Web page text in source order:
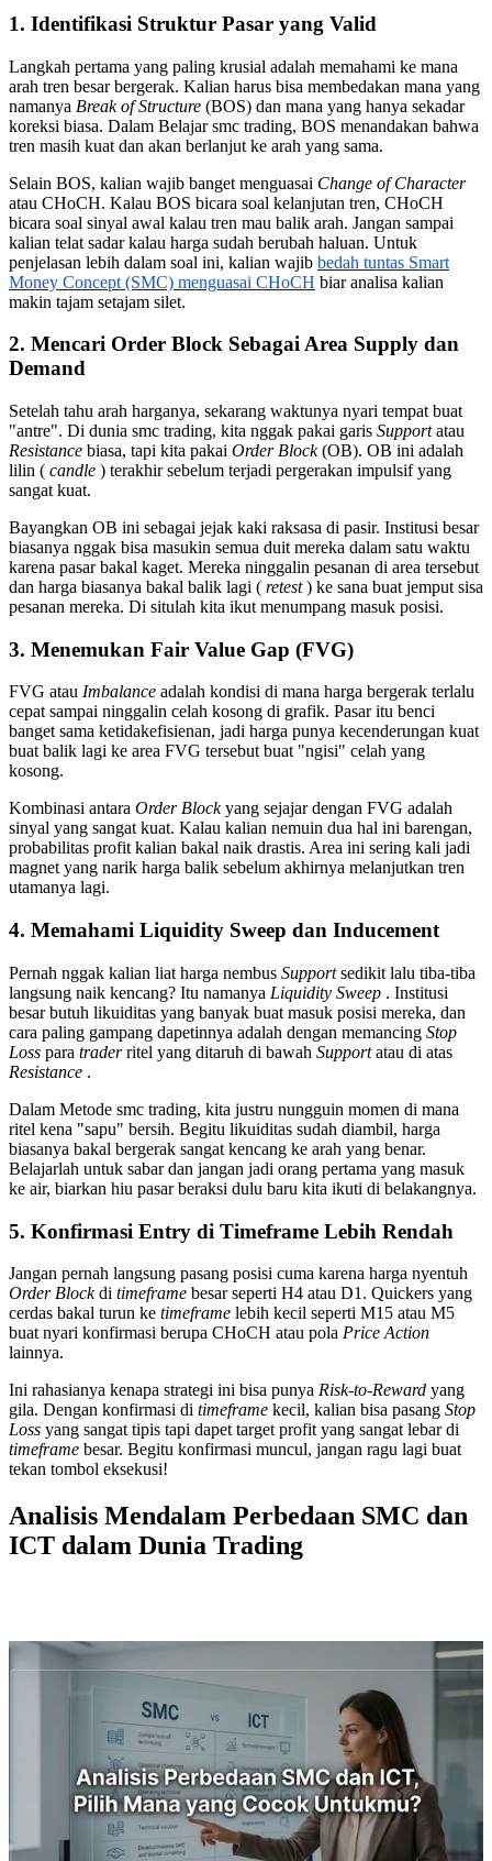
1. Identifikasi Struktur Pasar yang Valid
Langkah pertama yang paling krusial adalah memahami ke mana
arah tren besar bergerak. Kalian harus bisa membedakan mana yang
namanya Break of Structure (BOS) dan mana yang hanya sekadar
koreksi biasa. Dalam Belajar smc trading, BOS menandakan bahwa
tren masih kuat dan akan berlanjut ke arah yang sama.
Selain BOS, kalian wajib banget menguasai Change of Character
atau CHoCH. Kalau BOS bicara soal kelanjutan tren, CHoCH
bicara soal sinyal awal kalau tren mau balik arah. Jangan sampai
kalian telat sadar kalau harga sudah berubah haluan. Untuk
penjelasan lebih dalam soal ini, kalian wajib bedah tuntas Smart
Money Concept (SMC) menguasai CHoCH biar analisa kalian
makin tajam setajam silet.
2. Mencari Order Block Sebagai Area Supply dan
Demand
Setelah tahu arah harganya, sekarang waktunya nyari tempat buat
"antre". Di dunia smc trading, kita nggak pakai garis Support atau
Resistance biasa, tapi kita pakai Order Block (OB). OB ini adalah
lilin ( candle ) terakhir sebelum terjadi pergerakan impulsif yang
sangat kuat.
Bayangkan OB ini sebagai jejak kaki raksasa di pasir. Institusi besar
biasanya nggak bisa masukin semua duit mereka dalam satu waktu
karena pasar bakal kaget. Mereka ninggalin pesanan di area tersebut
dan harga biasanya bakal balik lagi ( retest ) ke sana buat jemput sisa
pesanan mereka. Di situlah kita ikut menumpang masuk posisi.
3. Menemukan Fair Value Gap (FVG)
FVG atau Imbalance adalah kondisi di mana harga bergerak terlalu
cepat sampai ninggalin celah kosong di grafik. Pasar itu benci
banget sama ketidakefisienan, jadi harga punya kecenderungan kuat
buat balik lagi ke area FVG tersebut buat "ngisi" celah yang
kosong.
Kombinasi antara Order Block yang sejajar dengan FVG adalah
sinyal yang sangat kuat. Kalau kalian nemuin dua hal ini barengan,
probabilitas profit kalian bakal naik drastis. Area ini sering kali jadi
magnet yang narik harga balik sebelum akhirnya melanjutkan tren
utamanya lagi.
4. Memahami Liquidity Sweep dan Inducement
Pernah nggak kalian liat harga nembus Support sedikit lalu tiba-tiba
langsung naik kencang? Itu namanya Liquidity Sweep . Institusi
besar butuh likuiditas yang banyak buat masuk posisi mereka, dan
cara paling gampang dapetinnya adalah dengan memancing Stop
Loss para trader ritel yang ditaruh di bawah Support atau di atas
Resistance .
Dalam Metode smc trading, kita justru nungguin momen di mana
ritel kena "sapu" bersih. Begitu likuiditas sudah diambil, harga
biasanya bakal bergerak sangat kencang ke arah yang benar.
Belajarlah untuk sabar dan jangan jadi orang pertama yang masuk
ke air, biarkan hiu pasar beraksi dulu baru kita ikuti di belakangnya.
5. Konfirmasi Entry di Timeframe Lebih Rendah
Jangan pernah langsung pasang posisi cuma karena harga nyentuh
Order Block di timeframe besar seperti H4 atau D1. Quickers yang
cerdas bakal turun ke timeframe lebih kecil seperti M15 atau M5
buat nyari konfirmasi berupa CHoCH atau pola Price Action
lainnya.
Ini rahasianya kenapa strategi ini bisa punya Risk-to-Reward yang
gila. Dengan konfirmasi di timeframe kecil, kalian bisa pasang Stop
Loss yang sangat tipis tapi dapet target profit yang sangat lebar di
timeframe besar. Begitu konfirmasi muncul, jangan ragu lagi buat
tekan tombol eksekusi!
Analisis Mendalam Perbedaan SMC dan
ICT dalam Dunia Trading